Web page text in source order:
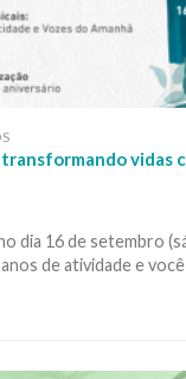
transformando vidas
dia 16 de setembro
de atividade e